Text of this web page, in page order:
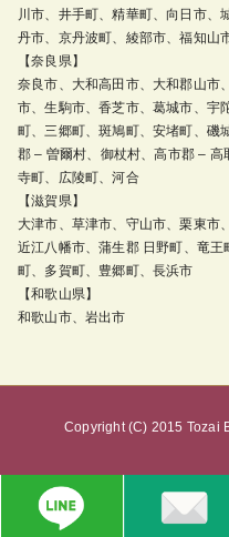
川市、井手町、精華町、向日市、
丹市、京丹波町、綾部市、福知山
【奈良県】
奈良市、大和高田市、大和郡山市
市、生駒市、香芝市、葛城市、宇
町、三郷町、斑鳩町、安堵町、磯
郡 – 曽爾村、御杖村、高市郡 –
寺町、広陵町、河合
【滋賀県】
大津市、草津市、守山市、栗東市
近江八幡市、蒲生郡 日野町、竜
町、多賀町、豊郷町、長浜市
【和歌山県】
和歌山市、岩出市
Copyright (C) 2015 Tozai